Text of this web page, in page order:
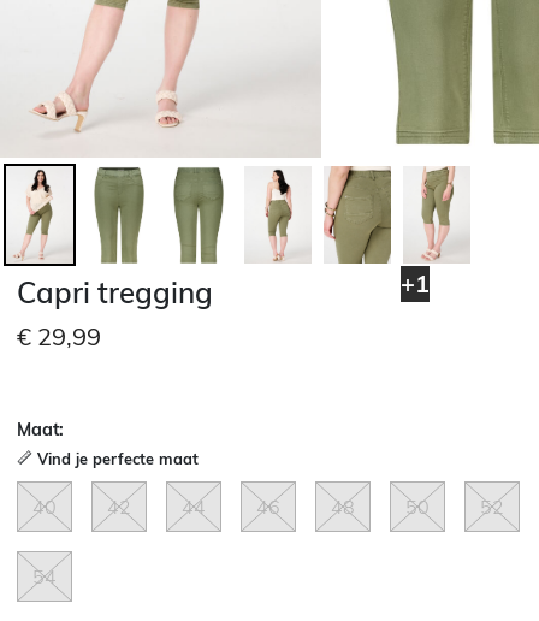
+1
Capri tregging
€ 29,99
Maat:
Vind je perfecte maat
40 42 44 46 48 50 52
54